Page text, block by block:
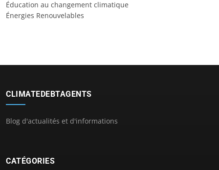
Éducation au changement climatique
Énergies Renouvelables
CLIMATEDEBTAGENTS
Blog d'actualités et d'informations
CATÉGORIES